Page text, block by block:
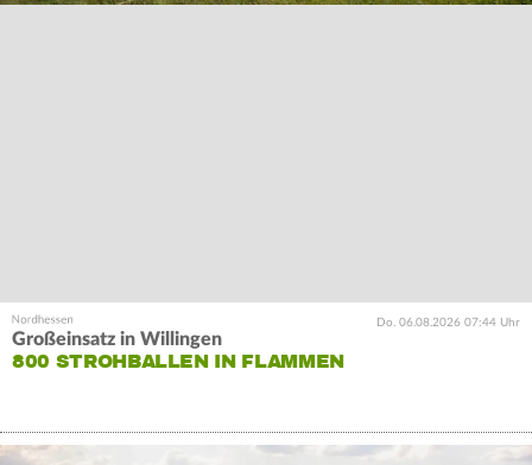
Do. 06.08.2026 07:44 Uhr
Großeinsatz in Willingen
800 STROHBALLEN IN FLAMMEN